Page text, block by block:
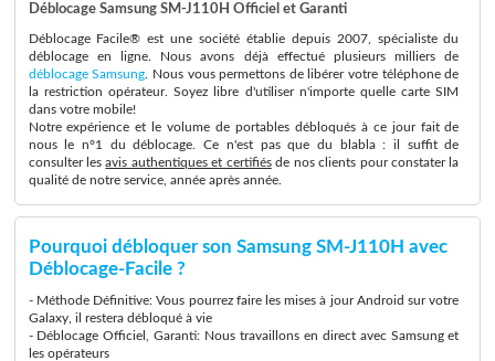
Déblocage Samsung SM-J110H Officiel et Garanti
Déblocage Facile® est une société établie depuis 2007, spécialiste du
déblocage en ligne. Nous avons déjà effectué plusieurs milliers de
déblocage Samsung . Nous vous permettons de libérer votre téléphone de
la restriction opérateur. Soyez libre d'utiliser n'importe quelle carte SIM
dans votre mobile!
Notre expérience et le volume de portables débloqués à ce jour fait de
nous le n°1 du déblocage. Ce n'est pas que du blabla : il suffit de
consulter lesavis authentiques et certifiésde nos clients pour constater la
qualité de notre service, année après année.
Pourquoi débloquer son Samsung SM-J110H avec
Déblocage-Facile ?
- Méthode Définitive: Vous pourrez faire les mises à jour Android sur votre
Galaxy, il restera débloqué à vie
- Déblocage Officiel, Garanti: Nous travaillons en direct avec Samsung et
les opérateurs